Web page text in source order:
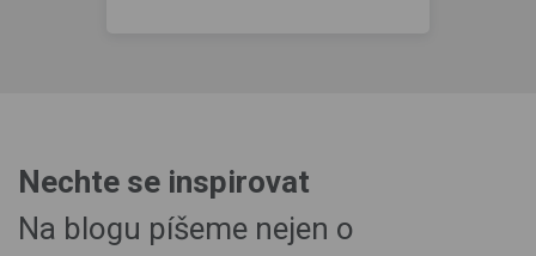
Nechte se inspirovat
Na blogu píšeme nejen o